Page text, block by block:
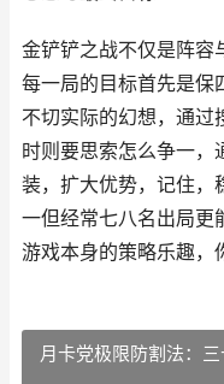
金铲铲之战不仅是阵容
每一局的目标首先是保
不切实际的幻想，通过
时则要思索怎么争一，
装，扩大优势，记住，
一但经常七八名出局更
游戏本身的策略乐趣，
月卡党极限防割法：